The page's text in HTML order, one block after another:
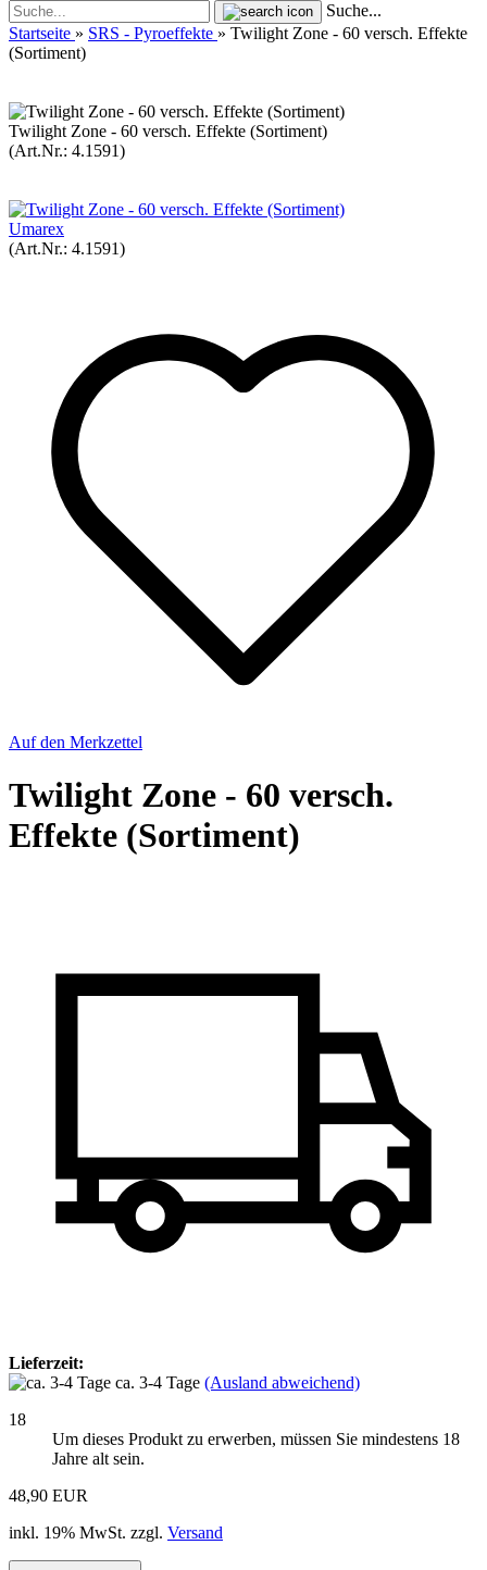
Suche...
Startseite » SRS - Pyroeffekte » Twilight Zone - 60 versch. Effekte
(Sortiment)
Twilight Zone - 60 versch. Effekte (Sortiment)
(Art.Nr.: 4.1591)
Umarex
(Art.Nr.: 4.1591)
Auf den Merkzettel
Twilight Zone - 60 versch.
Effekte (Sortiment)
Lieferzeit:
ca. 3-4 Tage (Ausland abweichend)
18
Um dieses Produkt zu erwerben, müssen Sie mindestens 18
Jahre alt sein.
48,90 EUR
inkl. 19% MwSt. zzgl. Versand